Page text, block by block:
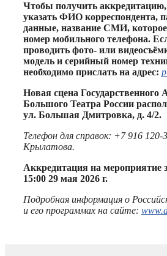
Чтобы получить аккредитацию,
указать ФИО корреспондента,
данные, название СМИ, которое
номер мобильного телефона.
проводить фото- или
модель и серийный номер
необходимо прислать на адрес:
Новая сцена Государственного
Большого Театра России
ул. Большая Дмитровка, д. 4/2.
Телефон для справок: +7 916
Крылатова.
Аккредитация на мероприятие
15:00 29 мая 2026 г.
Подробная информация о
и его программах на сайте: